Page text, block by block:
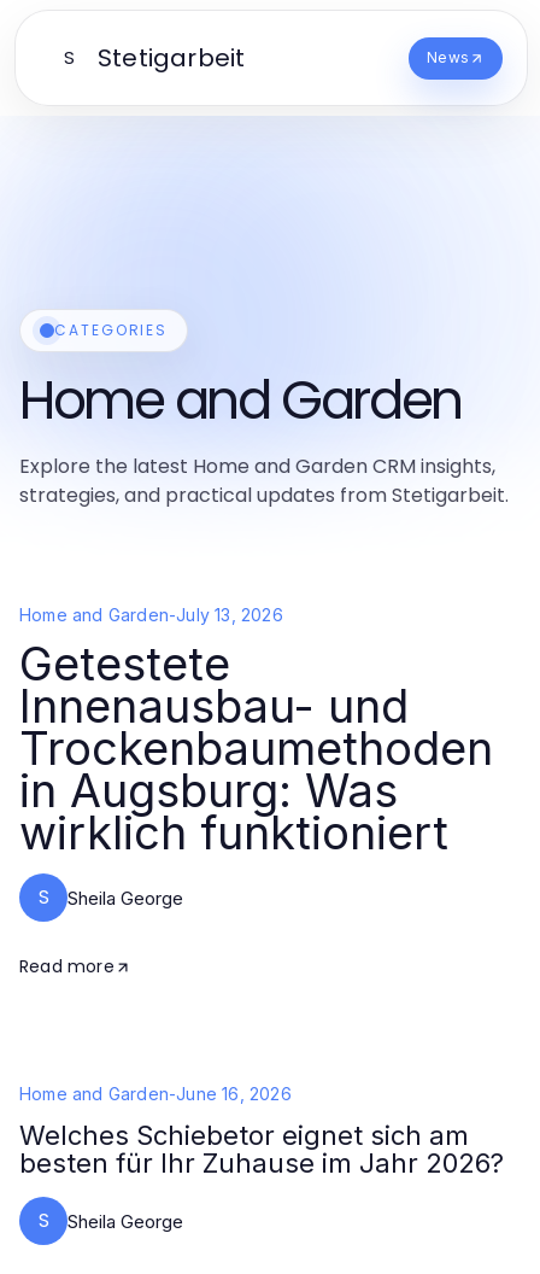
S Stetigarbeit News
CATEGORIES
Home and Garden
Explore the latest Home and Garden CRM insights,
strategies, and practical updates from Stetigarbeit.
Home and Garden-July 13, 2026
Getestete
Innenausbau- und
Trockenbaumethoden
in Augsburg: Was
wirklich funktioniert
S Sheila George
Read more
Home and Garden-June 16, 2026
Welches Schiebetor eignet sich am
besten für Ihr Zuhause im Jahr 2026?
S Sheila George